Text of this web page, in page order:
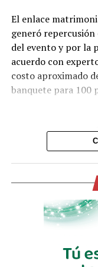
El enlace
generó
del evento y por la
acuerdo con
costo aproximado
banquete para 100
—